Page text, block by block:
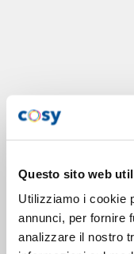
Questo sito web
Utilizziamo i cookie
annunci, per fornire
analizzare il nostro